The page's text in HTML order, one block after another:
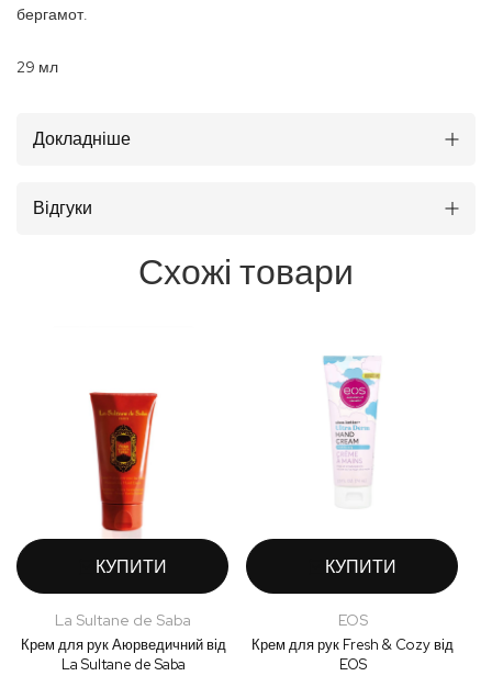
бергамот.
29 мл
Докладніше
Відгуки
Схожі товари
КУПИТИ
La Sultane de Saba
Крем для рук Аюрведичний від
La Sultane de Saba
КУПИТИ
EOS
Крем для рук Fresh & Cozy від
EOS